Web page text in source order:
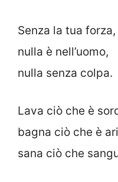
Senza la tua forza,
nulla è nell’uomo,
nulla senza colpa.
Lava ciò che è
bagna ciò che è
sana ciò che